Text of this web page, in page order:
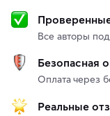
Все авторы
Безопасная
Оплата через
Реальные